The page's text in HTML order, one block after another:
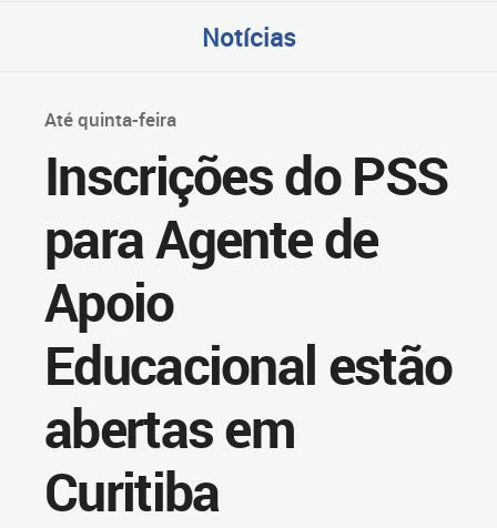
Notícias
Até quinta-feira
Inscrições do PSS
para Agente de
Apoio
Educacional estão
abertas em
Curitiba